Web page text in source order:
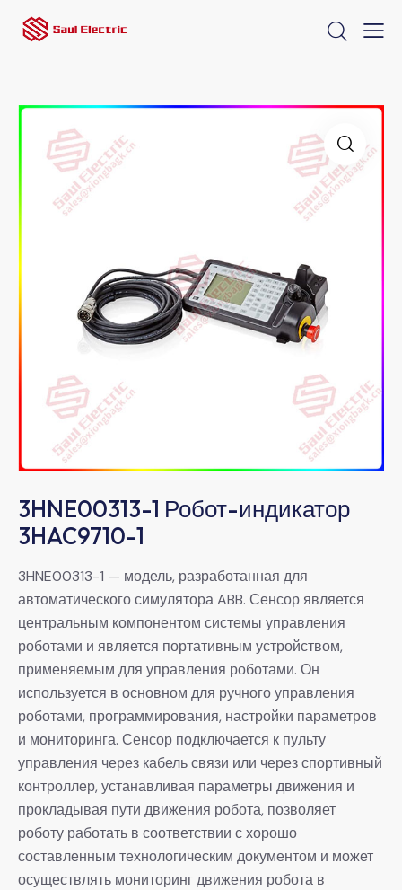
3HNE00313-1 Робот-индикатор
3HAC9710-1
3HNE00313-1 — модель, разработанная для
автоматического симулятора ABB. Сенсор является
центральным компонентом системы управления
роботами и является портативным устройством,
применяемым для управления роботами. Он
используется в основном для ручного управления
роботами, программирования, настройки параметров
и мониторинга. Сенсор подключается к пульту
управления через кабель связи или через спортивный
контроллер, устанавливая параметры движения и
прокладывая пути движения робота, позволяет
роботу работать в соответствии с хорошо
составленным технологическим документом и может
осуществлять мониторинг движения робота в